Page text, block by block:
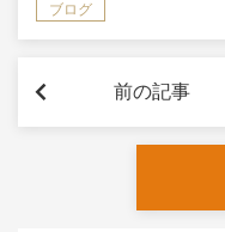
ブログ
前の記事